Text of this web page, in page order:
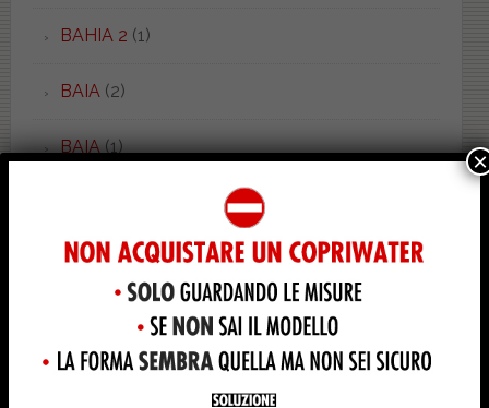
BAHIA 2 (1)
BAIA (2)
BAIA(1)
BAMBY(1)
BELLA EPOQUE(8)
BELLE ARTI(1)
×